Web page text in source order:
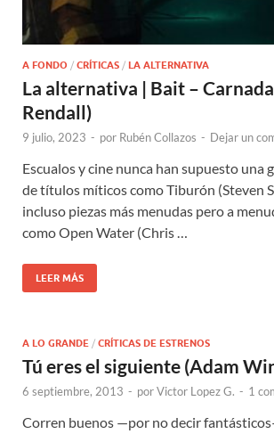
A FONDO / CRÍTICAS / LA ALTERNATIVA
La alternativa | Bait –
Rendall)
9 julio, 2023 - por Rubén Collazos - Dejar un
Escualos y cine nunca han supuesto una
de títulos míticos como Tiburón (Steven
incluso piezas más menudas pero a
como Open Water (Chris …
LEER MÁS
A LO GRANDE / CRÍTICAS DE ESTRENOS
Tú eres el siguiente (Adam
6 septiembre, 2013 - porVictor Lopez G. - 1
Corren buenos —por no decir